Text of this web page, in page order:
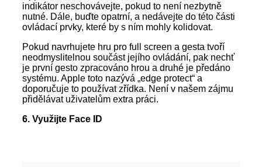
indikátor neschovávejte, pokud to není nezbytně
nutné. Dále, buďte opatrní, a nedávejte do této části
ovládací prvky, které by s ním mohly kolidovat.
Pokud navrhujete hru pro full screen a gesta tvoří
neodmyslitelnou součást jejího ovládání, pak nechť
je první gesto zpracováno hrou a druhé je předáno
systému. Apple toto nazývá „edge protect“ a
doporučuje to používat zřídka. Není v našem zájmu
přidělávat uživatelům extra práci.
6. Využijte Face ID